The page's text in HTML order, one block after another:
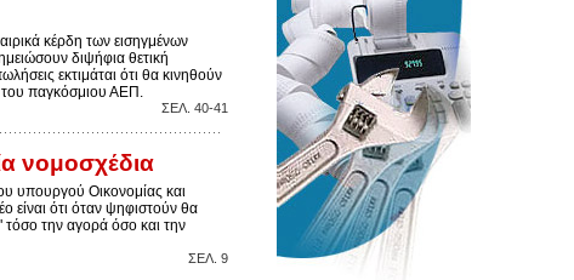
κέρδη των εισηγμένων
διψήφια θετική
εκτιμάται ότι θα κινηθούν
παγκόσμιου ΑΕΠ.
ΣEΛ. 40-41
νομοσχέδια
υπουργού Οικονομίας και
είναι ότι όταν ψηφιστούν θα
τόσο την αγορά όσο και την
ΣEΛ. 9